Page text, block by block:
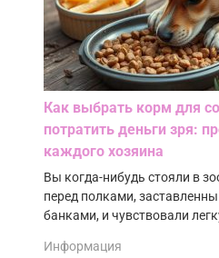
Как выбрать корм для
потратить деньги зря:
каждого хозяина
Вы когда-нибудь стояли в
перед полками,
банками, и чувствовали
Информация